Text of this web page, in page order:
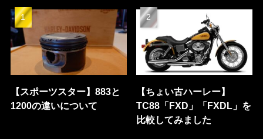
【スポーツスター】883と
1200の違いについて
【ちょい古ハーレー】
TC88「FXD」「FXDL」を
比較してみました